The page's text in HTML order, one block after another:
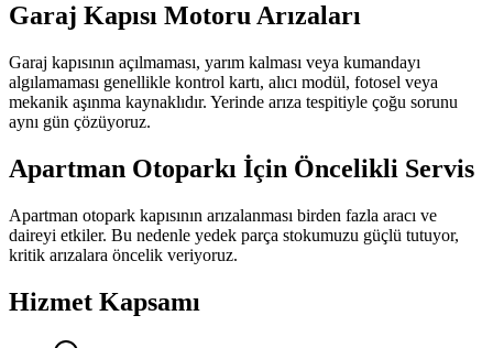
Garaj Kapısı Motoru Arızaları
Garaj kapısının açılmaması, yarım kalması veya kumandayı
algılamaması genellikle kontrol kartı, alıcı modül, fotosel veya
mekanik aşınma kaynaklıdır. Yerinde arıza tespitiyle çoğu sorunu
aynı gün çözüyoruz.
Apartman Otoparkı İçin Öncelikli Servis
Apartman otopark kapısının arızalanması birden fazla aracı ve
daireyi etkiler. Bu nedenle yedek parça stokumuzu güçlü tutuyor,
kritik arızalara öncelik veriyoruz.
Hizmet Kapsamı